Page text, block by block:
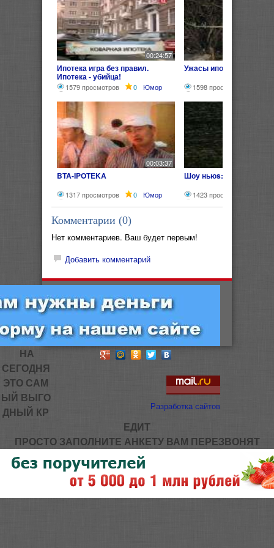
00:24:57
Ипотека игра без правил.
Ипотека - убийца!
1579 просмотров 0 Юмор
Ужасы ипотеки)))
1598 просмотров
00:03:37
BTA-IPOTEKA
1317 просмотров 0 Юмор
Шоу ньюs: Ипотека
1423 просмотра
Комментарии (0)
Нет комментариев. Ваш будет первым!
Добавить комментарий
Разработка сайтов
НА
СЕГОДНЯ
ЭТО САМ
ЫЙ ВЫГО
ДНЫЙ КР
ЕДИТ
ПРОСТО ЗАПОЛНИТЕ АНКЕТУ ВАМ ПЕРЕЗВОНЯТ